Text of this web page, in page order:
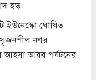
হত।
ইউনেস্কো ঘোষিত
নগর
আহসা আরব পর্যটনের